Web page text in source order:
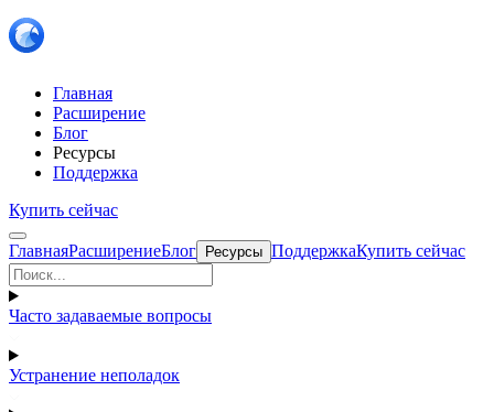
Главная
Расширение
Блог
Ресурсы
Поддержка
Купить сейчас
ГлавнаяРасширениеБлог Ресурсы ПоддержкаКупить сейчас
Часто задаваемые вопросы
Устранение неполадок